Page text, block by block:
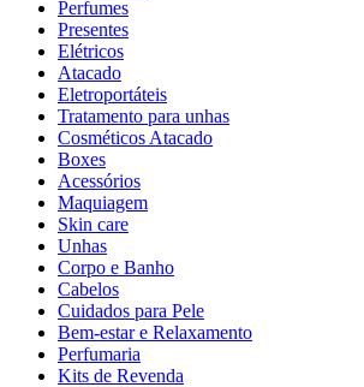
Perfumes
Presentes
Elétricos
Atacado
Eletroportáteis
Tratamento para unhas
Cosméticos Atacado
Boxes
Acessórios
Maquiagem
Skin care
Unhas
Corpo e Banho
Cabelos
Cuidados para Pele
Bem-estar e Relaxamento
Perfumaria
Kits de Revenda